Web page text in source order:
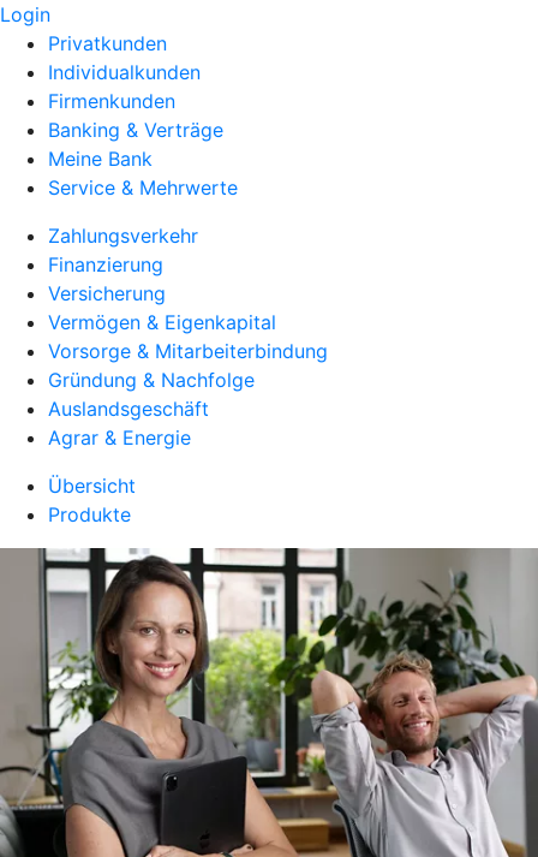
Login
Privatkunden
Individualkunden
Firmenkunden
Banking & Verträge
Meine Bank
Service & Mehrwerte
Zahlungsverkehr
Finanzierung
Versicherung
Vermögen & Eigenkapital
Vorsorge & Mitarbeiterbindung
Gründung & Nachfolge
Auslandsgeschäft
Agrar & Energie
Übersicht
Produkte